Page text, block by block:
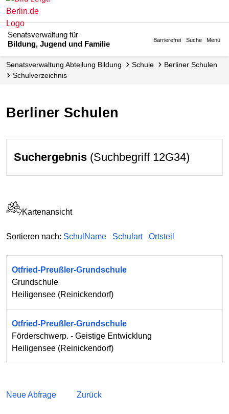
Senatsverwaltung für
Bildung, Jugend und Familie
Barrierefrei Suche Menü
Senats­verwaltung Abteilung Bildung Schule
Berliner Schulen
Schul­verzeichnis
Berliner Schulen
Suchergebnis (Suchbegriff 12G34)
Kartenansicht
Sortieren nach: SchulName Schulart Ortsteil
Otfried-Preußler-Grundschule
Grundschule
Heiligensee (Reinickendorf)
Otfried-Preußler-Grundschule
Förderschwerp. - Geistige Entwicklung
Heiligensee (Reinickendorf)
Neue Abfrage Zurück